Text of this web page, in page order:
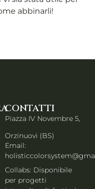
abbinarli!
CONTATTI
Piazza IV Novembre 5,
Orzinuovi (BS)
Email:
Collabs: Disponibile
per progetti